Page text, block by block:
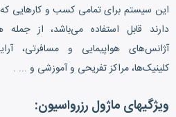
این سیستم برای تمامی کسب و کارهایی که
دارند قابل استفاده می‌باشد، از جمله
آژانس‌های هواپیمایی و مسافرتی،
کلینیک‌ها، مراکز تفریحی و آموزشی و ... .
ویژگی‎های ماژول رزرواسیون: